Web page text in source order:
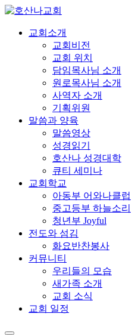
교회소개
교회비전
교회 위치
담임목사님 소개
원로목사님 소개
사역자 소개
기획위원
말씀과 양육
말씀영상
성경읽기
호산나 성경대학
큐티 세미나
교회학교
아동부 어와나클럽
중고등부 하늘소리
청년부 Joyful
전도와 섬김
화요반찬봉사
커뮤니티
우리들의 모습
새가족 소개
교회 소식
교회 일정